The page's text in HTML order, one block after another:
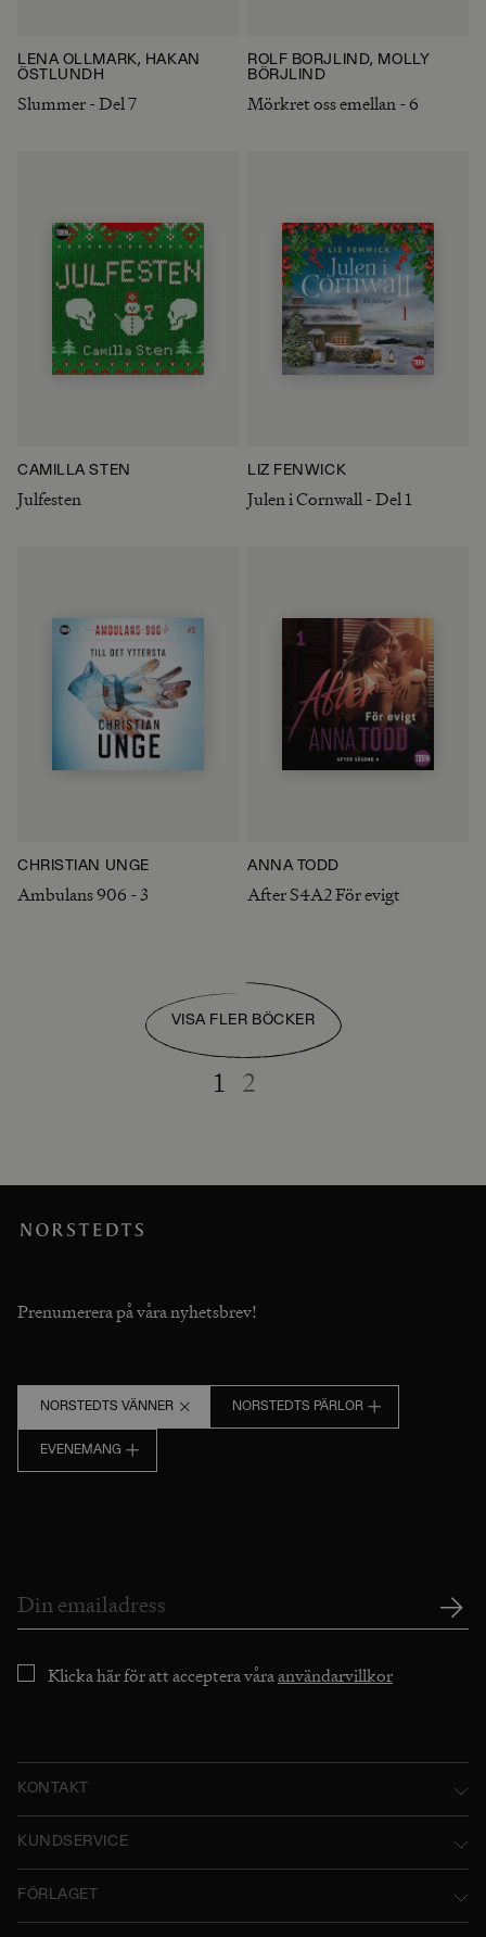
LENA OLLMARK, HÅKAN
ÖSTLUNDH
Slummer - Del 7
ROLF BÖRJLIND, MOLLY
BÖRJLIND
Mörkret oss emellan - 6
CAMILLA STEN
Julfesten
LIZ FENWICK
Julen i Cornwall - Del 1
CHRISTIAN UNGE
Ambulans 906 - 3
ANNA TODD
After S4A2 För evigt
VISA FLER BÖCKER
1 2
Prenumerera på våra nyhetsbrev!
NORSTEDTS VÄNNER NORSTEDTS PÄRLOR
EVENEMANG
Klicka här för att acceptera våraanvändarvillkor
KONTAKT
P.O. Box 2052
KUNDSERVICE
Användarvillkor
FÖRLAGET